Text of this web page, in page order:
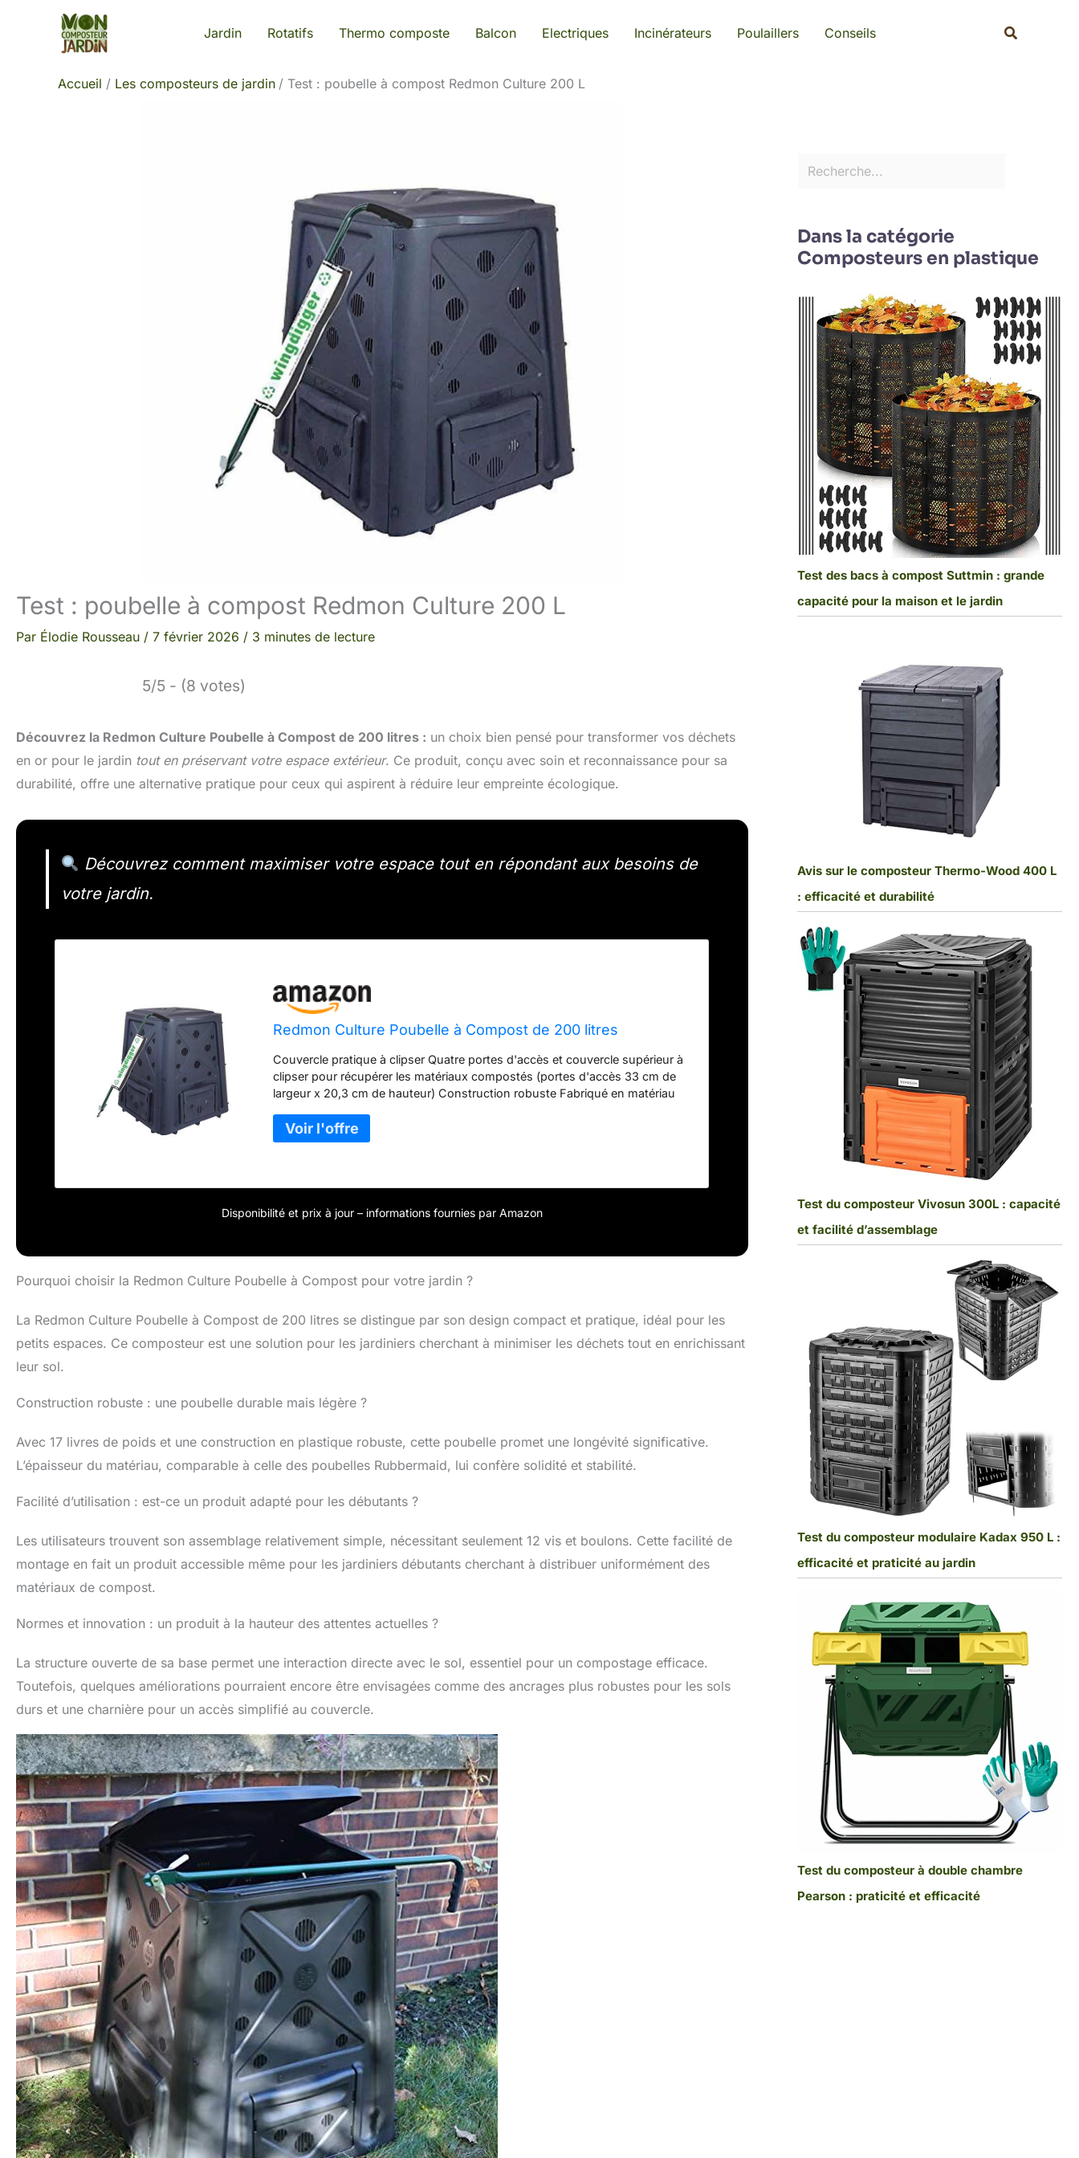
Jardin Rotatifs Thermo composte Balcon Electriques Incinérateurs Poulaillers Conseils
Accueil Les composteurs de jardin Test : poubelle à compost Redmon Culture 200 L
Test : poubelle à compost Redmon Culture 200 L
Par Élodie Rousseau / 7 février 2026 / 3 minutes de lecture
5/5 - (8 votes)
Découvrez la Redmon Culture Poubelle à Compost de 200 litres : un choix bien pensé pour transformer vos déchets
en or pour le jardin tout en préservant votre espace extérieur. Ce produit, conçu avec soin et reconnaissance pour sa
durabilité, offre une alternative pratique pour ceux qui aspirent à réduire leur empreinte écologique.
Découvrez comment maximiser votre espace tout en répondant aux besoins de
votre jardin.
Redmon Culture Poubelle à Compost de 200 litres
Couvercle pratique à clipser Quatre portes d'accès et couvercle supérieur à
clipser pour récupérer les matériaux compostés (portes d'accès 33 cm de
largeur x 20,3 cm de hauteur) Construction robuste Fabriqué en matériau
tous les temps Les produits internationaux ont des conditions distinctes,
sont vendus depuis l'étranger et peuvent différer des produits locaux,
Disponibilité et prix à jour – informations fournies par Amazon
Pourquoi choisir la Redmon Culture Poubelle à Compost pour votre jardin ?
La Redmon Culture Poubelle à Compost de 200 litres se distingue par son design compact et pratique, idéal pour les
petits espaces. Ce composteur est une solution pour les jardiniers cherchant à minimiser les déchets tout en enrichissant
leur sol.
Construction robuste : une poubelle durable mais légère ?
Avec 17 livres de poids et une construction en plastique robuste, cette poubelle promet une longévité significative.
L’épaisseur du matériau, comparable à celle des poubelles Rubbermaid, lui confère solidité et stabilité.
Facilité d’utilisation : est-ce un produit adapté pour les débutants ?
Les utilisateurs trouvent son assemblage relativement simple, nécessitant seulement 12 vis et boulons. Cette facilité de
montage en fait un produit accessible même pour les jardiniers débutants cherchant à distribuer uniformément des
matériaux de compost.
Normes et innovation : un produit à la hauteur des attentes actuelles ?
La structure ouverte de sa base permet une interaction directe avec le sol, essentiel pour un compostage efficace.
Toutefois, quelques améliorations pourraient encore être envisagées comme des ancrages plus robustes pour les sols
durs et une charnière pour un accès simplifié au couvercle.
Dans la catégorie
Composteurs en plastique
Test des bacs à compost Suttmin : grande
capacité pour la maison et le jardin
Avis sur le composteur Thermo-Wood 400 L
: efficacité et durabilité
Test du composteur Vivosun 300L : capacité
et facilité d’assemblage
Test du composteur modulaire Kadax 950 L :
efficacité et praticité au jardin
Test du composteur à double chambre
Pearson : praticité et efficacité